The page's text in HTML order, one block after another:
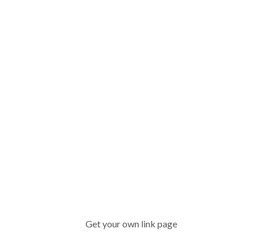
Get your own link page